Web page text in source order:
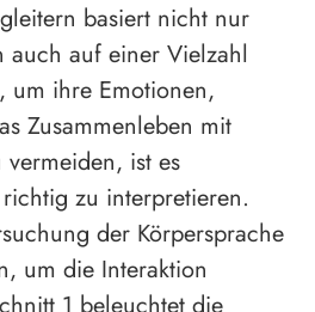
basiert nicht nur
auch auf einer Vielzahl
um ihre Emotionen,
Zusammenleben mit
ist es
zu interpretieren.
der Körpersprache
um die Interaktion